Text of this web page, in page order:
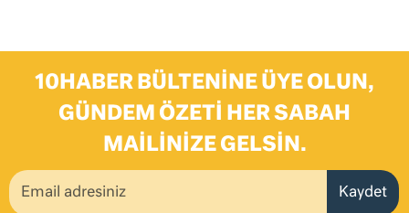
10HABER BÜLTENINE ÜYE OLUN,
GÜNDEM ÖZETI HER SABAH
MAILINIZE GELSIN.
Kaydet